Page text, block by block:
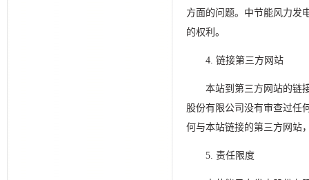
方面的问题。中节能风力发
的权利。
4. 链接第三方网站
本站到第三方网站的链
股份有限公司没有审查过任
何与本站链接的第三方网站
5. 责任限度